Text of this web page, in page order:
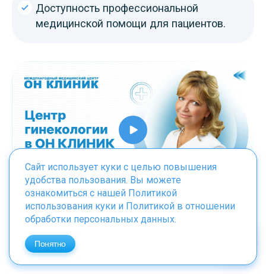
Доступность профессиональной
медицинской помощи для пациентов.
Список литературы
Федорова А. И. Диспарейния: патогенез,
Сайт использует куки с целью повышения
удобства пользования. Вы можете
ознакомиться с нашей Политикой
использования куки и Политикой в отношении
обработки персональных данных.
Понятно